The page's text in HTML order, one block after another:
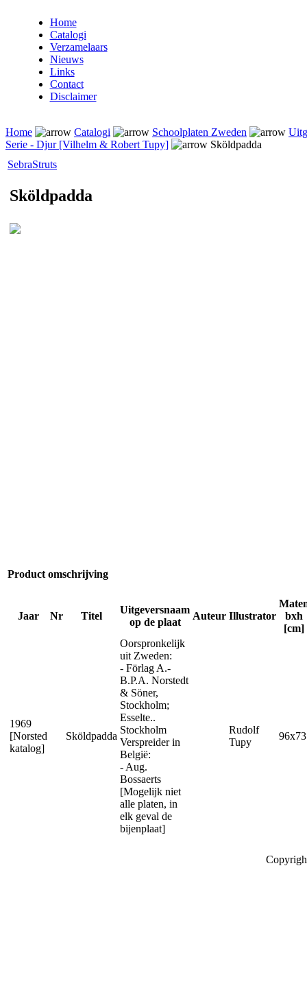
Home
Catalogi
Verzamelaars
Nieuws
Links
Contact
Disclaimer
Home Catalogi Schoolplaten Zweden
Serie - Djur [Vilhelm & Robert Tupy]
Sköldpadda
SebraStruts
Sköldpadda
Product omschrijving
Jaar Nr Titel
Uitgeversnaam
op de plaat
Auteur Illustrator
bxh
[cm]
1969
[Norsted
katalog]
Sköldpadda
Oorspronkelijk
uit Zweden:
- Förlag A.-
B.P.A. Norstedt
& Söner,
Stockholm;
Esselte..
Stockholm
Verspreider in
België:
- Aug.
Bossaerts
[Mogelijk niet
alle platen, in
elk geval de
bijenplaat]
Rudolf
Tupy
96x73